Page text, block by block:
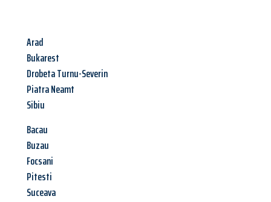
Arad
Bukarest
Drobeta Turnu-Severin
Piatra Neamt
Sibiu
Bacau
Buzau
Focsani
Pitesti
Suceava